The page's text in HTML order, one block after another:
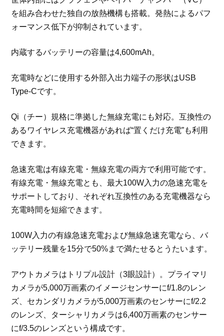
を組み合わせた独自の放熱機構も搭載。発熱によるパフ
ォーマンス低下が抑制されています。
内蔵するバッテリーの容量は4,600mAh。
充電時などに使用する外部入出力端子の形状はUSB
Type-Cです。
Qi（チー）規格に準拠した無線充電にも対応。互換性の
あるワイヤレス充電機器があれば“置くだけ充電”も利用
できます。
急速充電は有線充電・無線充電の両方で利用可能です。
有線充電・無線充電とも、最大100W入力の急速充電を
サポートしており、それぞれ互換性のある充電機器なら
充電時間を短縮できます。
100W入力の有線急速充電および無線急速充電なら、バ
ッテリー残量を15分で50%まで満たせるとうたいます。
アウトカメラはトリプル設計（3眼設計）。プライマリ
カメラが5,000万画素のイメージセンサーにf/1.8のレン
ズ、セカンダリカメラが5,000万画素のセンサーにf/2.2
のレンズ、ターシャリカメラは6,400万画素のセンサー
にf/3.5のレンズという構成です。